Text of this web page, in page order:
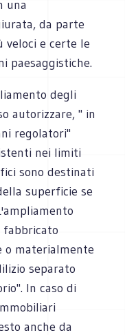
una
da parte
veloci e certe le
paesaggistiche.
degli
autorizzare, " in
regolatori"
nei limiti
sono destinati
superficie se
fabbricato
o materialmente
separato
In caso di
anche da